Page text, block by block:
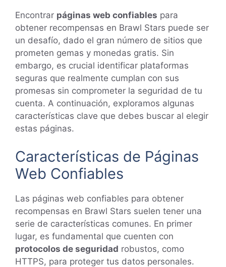
Encontrar páginas web confiables para
obtener recompensas en Brawl Stars puede ser
un desafío, dado el gran número de sitios que
prometen gemas y monedas gratis. Sin
embargo, es crucial identificar plataformas
seguras que realmente cumplan con sus
promesas sin comprometer la seguridad de tu
cuenta. A continuación, exploramos algunas
características clave que debes buscar al elegir
estas páginas.
Características de Páginas
Web Confiables
Las páginas web confiables para obtener
recompensas en Brawl Stars suelen tener una
serie de características comunes. En primer
lugar, es fundamental que cuenten con
protocolos de seguridad robustos, como
HTTPS, para proteger tus datos personales.